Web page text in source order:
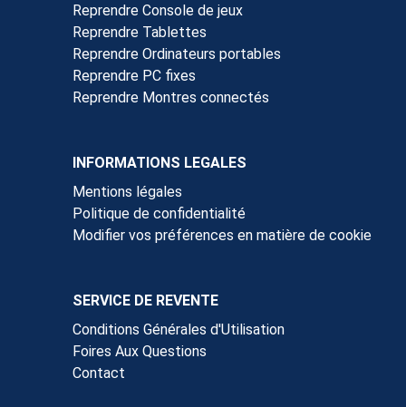
Reprendre Console de jeux
Reprendre Tablettes
Reprendre Ordinateurs portables
Reprendre PC fixes
Reprendre Montres connectés
INFORMATIONS LEGALES
Mentions légales
Politique de confidentialité
Modifier vos préférences en matière de cookie
SERVICE DE REVENTE
Conditions Générales d'Utilisation
Foires Aux Questions
Contact